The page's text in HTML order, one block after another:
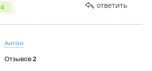
4 ответить
Антон
Отзывов2